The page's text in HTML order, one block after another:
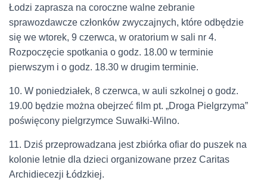
Łodzi zaprasza na coroczne walne zebranie
sprawozdawcze członków zwyczajnych, które odbędzie
się we wtorek, 9 czerwca, w oratorium w sali nr 4.
Rozpoczęcie spotkania o godz. 18.00 w terminie
pierwszym i o godz. 18.30 w drugim terminie.
10. W poniedziałek, 8 czerwca, w auli szkolnej o godz.
19.00 będzie można obejrzeć film pt. „Droga Pielgrzyma”
poświęcony pielgrzymce Suwałki-Wilno.
11. Dziś przeprowadzana jest zbiórka ofiar do puszek na
kolonie letnie dla dzieci organizowane przez Caritas
Archidiecezji Łódzkiej.